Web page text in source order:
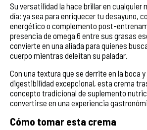
Su versatilidad la hace brillar en cualquier
día: ya sea para enriquecer tu desayuno,
energético o complemento post-
presencia de omega 6 entre sus grasas
convierte en una aliada para quienes
cuerpo mientras deleitan su paladar.
Con una textura que se derrite en la boca y
digestibilidad excepcional, esta crema
concepto tradicional de suplemento
convertirse en una experiencia
Cómo tomar esta crema